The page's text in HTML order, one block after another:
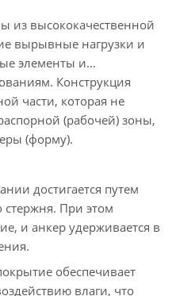
из высококачественной
вырывные нагрузки и
элементы и
Конструкция
части, которая не
(рабочей) зоны,
(форму).
достигается путем
стержня. При этом
и анкер удерживается в
обеспечивает
влаги, что